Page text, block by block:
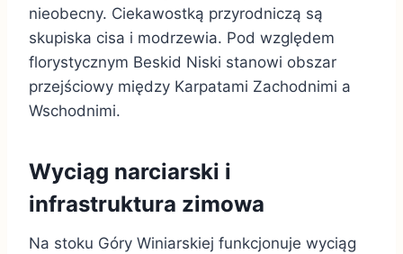
nieobecny. Ciekawostką przyrodniczą są
skupiska cisa i modrzewia. Pod względem
florystycznym Beskid Niski stanowi obszar
przejściowy między Karpatami Zachodnimi a
Wschodnimi.
Wyciąg narciarski i
infrastruktura zimowa
Na stoku Góry Winiarskiej funkcjonuje wyciąg